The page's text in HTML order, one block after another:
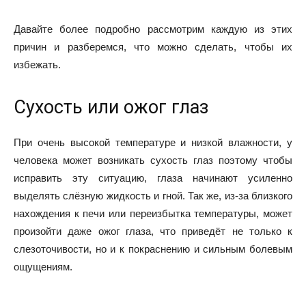
Давайте более подробно рассмотрим каждую из этих
причин и разберемся, что можно сделать, чтобы их
избежать.
Сухость или ожог глаз
При очень высокой температуре и низкой влажности, у
человека может возникать сухость глаз поэтому чтобы
исправить эту ситуацию, глаза начинают усиленно
выделять слёзную жидкость и гной. Так же, из-за близкого
нахождения к печи или переизбытка температуры, может
произойти даже ожог глаза, что приведёт не только к
слезоточивости, но и к покраснению и сильным болевым
ощущениям.